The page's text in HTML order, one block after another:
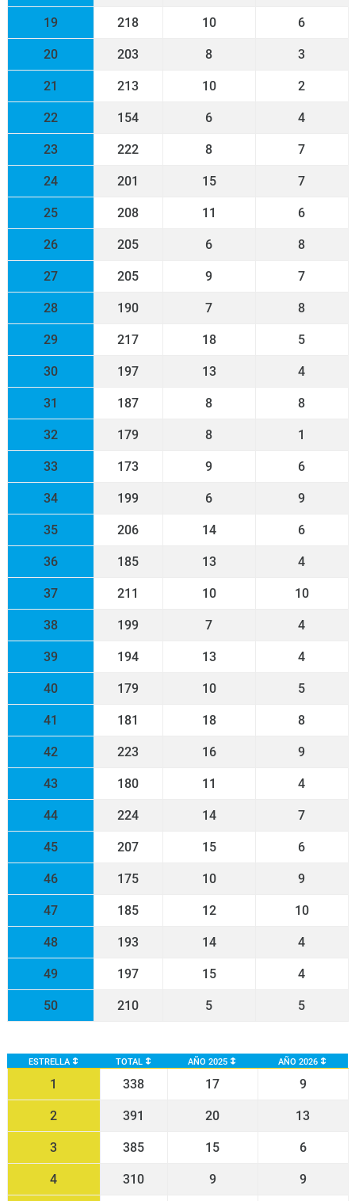
19 218 10 6
20 203 8 3
21 213 10 2
22 154 6 4
23 222 8 7
24 201 15 7
25 208 11 6
26 205 6 8
27 205 9 7
28 190 7 8
29 217 18 5
30 197 13 4
31 187 8 8
32 179 8 1
33 173 9 6
34 199 6 9
35 206 14 6
36 185 13 4
37 211 10 10
38 199 7 4
39 194 13 4
40 179 10 5
41 181 18 8
42 223 16 9
43 180 11 4
44 224 14 7
45 207 15 6
46 175 10 9
47 185 12 10
48 193 14 4
49 197 15 4
50 210 5 5
ESTRELLA TOTAL AÑO 2025 AÑO 2026
1 338 17 9
2 391 20 13
3 385 15 6
4 310 9 9